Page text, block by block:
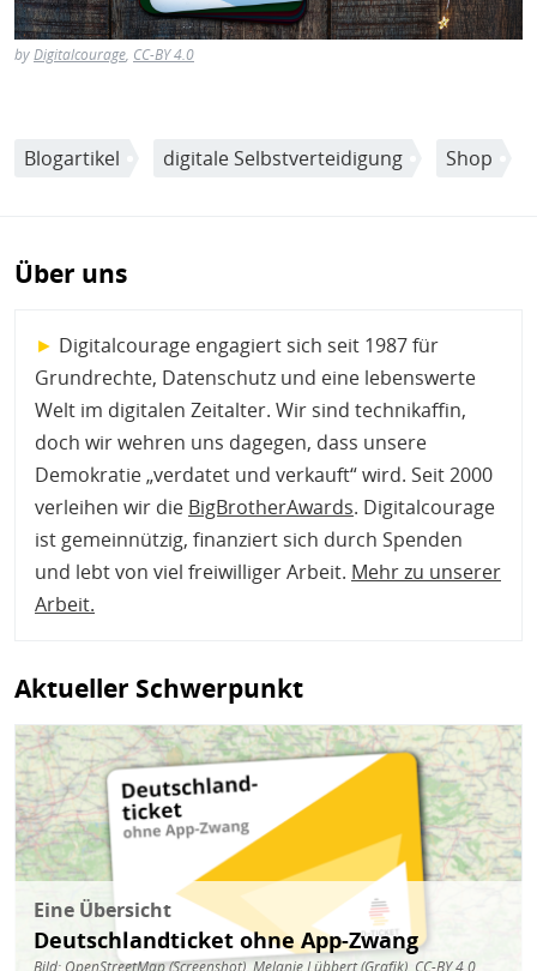
byDigitalcourage, CC-BY 4.0
Blogartikel digitale Selbstverteidigung Shop
Über uns
► Digitalcourage engagiert sich seit 1987 für
Grundrechte, Datenschutz und eine lebenswerte
Welt im digitalen Zeitalter. Wir sind technikaffin,
doch wir wehren uns dagegen, dass unsere
Demokratie „verdatet und verkauft“ wird. Seit 2000
verleihen wir die BigBrotherAwards. Digitalcourage
ist gemeinnützig, finanziert sich durch Spenden
und lebt von viel freiwilliger Arbeit. Mehr zu unserer
Arbeit.
Aktueller Schwerpunkt
Bild
Eine Übersicht
Deutschlandticket ohne App-Zwang